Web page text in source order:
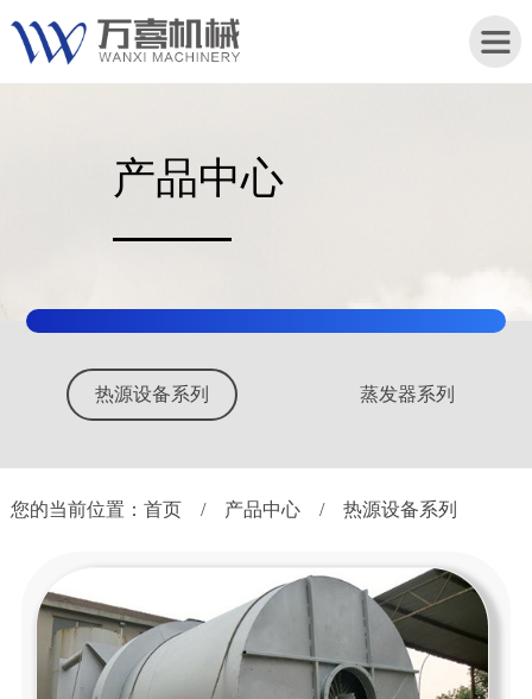
们
心
闻
中
心
产品中心
蒸发器系列 其他设备系列
您的当前位置： 首页/ 产品中心/ 热源设备系列